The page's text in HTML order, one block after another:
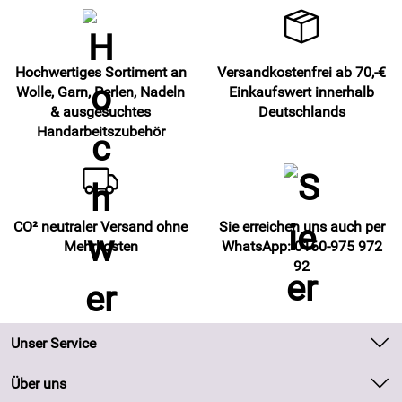
Hochwertiges Sortiment an
Wolle, Garn, Perlen, Nadeln
& ausgesuchtes
Handarbeitszubehör
Versandkostenfrei ab 70,-€
Einkaufswert innerhalb
Deutschlands
CO² neutraler Versand ohne
Mehrkosten
Sie erreichen uns auch per
WhatsApp: 0160-975 972
92
Unser Service
Kontakt
Über uns